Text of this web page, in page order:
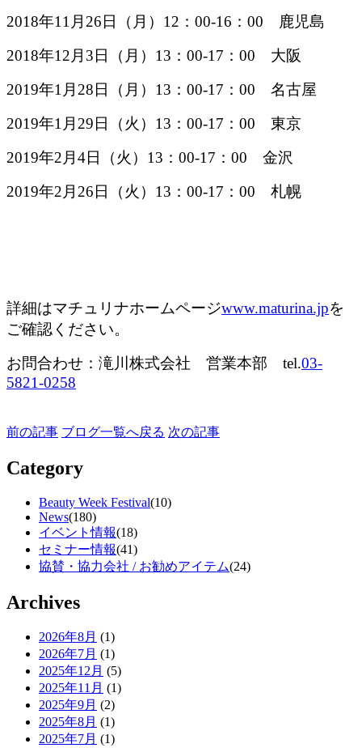
2018年11月26日（月）12：00-16：00 鹿児島
2018年12月3日（月）13：00-17：00 大阪
2019年1月28日（月）13：00-17：00 名古屋
2019年1月29日（火）13：00-17：00 東京
2019年2月4日（火）13：00-17：00 金沢
2019年2月26日（火）13：00-17：00 札幌
詳細はマチュリナホームページwww.maturina.jpを
ご確認ください。
お問合わせ：滝川株式会社 営業本部 tel.03-
5821-0258
前の記事 ブログ一覧へ戻る 次の記事
Category
Beauty Week Festival(10)
News(180)
イベント情報(18)
セミナー情報(41)
協賛・協力会社 / お勧めアイテム(24)
Archives
2026年8月 (1)
2026年7月 (1)
2025年12月 (5)
2025年11月 (1)
2025年9月 (2)
2025年8月 (1)
2025年7月 (1)